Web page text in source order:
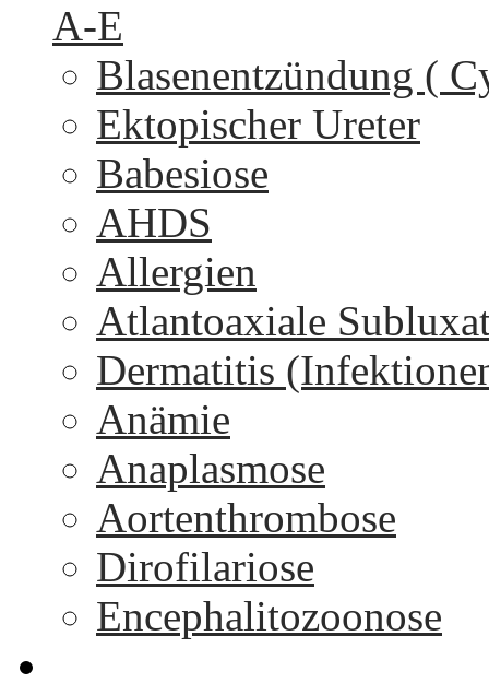
A-E
Blasenentzündung (
Ektopischer Ureter
Babesiose
AHDS
Allergien
Atlantoaxiale
Dermatitis
Anämie
Anaplasmose
Aortenthrombose
Dirofilariose
Encephalitozoonose